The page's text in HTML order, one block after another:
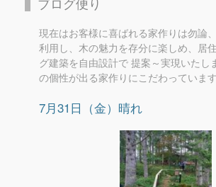
現在はお客様に喜ばれる家作りは勿論
利用し、木の魅力を存分に楽しめ、居
グ建築を自由設計で 提案～実現いたし
の個性が出る家作りにこだわっています
7月31日（金）晴れ